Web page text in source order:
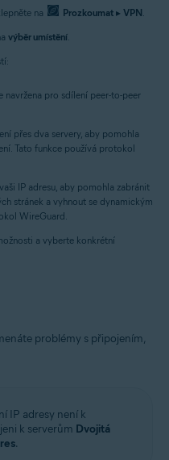
na Prozkoumat ▸ VPN.
výběr umístění.
navržena pro sdílení peer-to-peer
přes dva servery, aby pomohla
Tato funkce používá protokol
IP adresu, aby pomohla zabránit
stránek a vyhnout se dynamickým
WireGuard.
a vyberte konkrétní
problémy s připojením,
IP adresy není k
k serverům Dvojitá
.